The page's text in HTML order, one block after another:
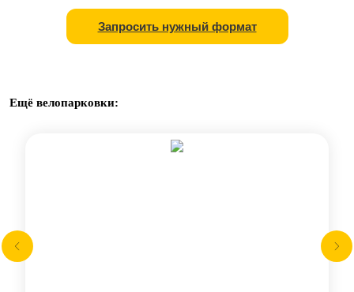
Запросить нужный формат
Ещё велопарковки: